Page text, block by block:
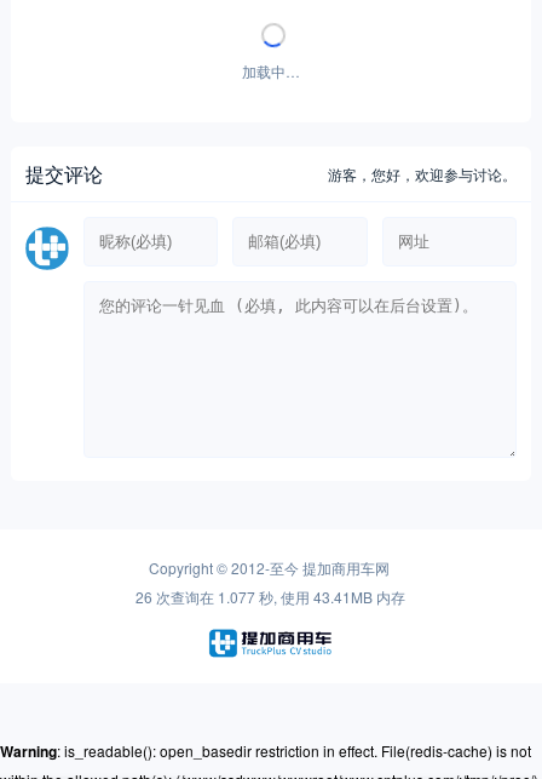
加载中…
提交评论 游客，您好，欢迎参与讨论。
Copyright © 2012-至今提加商用车网
26 次查询在 1.077 秒, 使用 43.41MB 内存
Warning: is_readable(): open_basedir restriction in effect. File(redis-cache) is not